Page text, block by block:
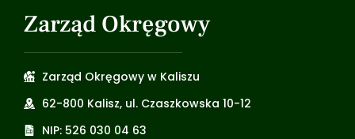
Zarząd Okręgowy
Zarząd Okręgowy w Kaliszu
62-800 Kalisz, ul. Czaszkowska 10-12
NIP: 526 030 04 63